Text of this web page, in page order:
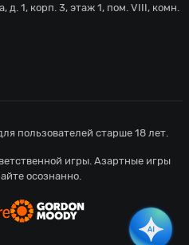
д. 1, корп. 3, этаж 1, пом. VIII, комн.
пользователей старше 18 лет.
игры. Азартные игры
осознанно.